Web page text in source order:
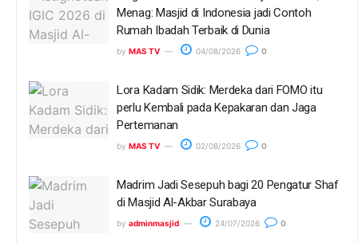
Menag: Masjid di Indonesia jadi Contoh
Rumah Ibadah Terbaik di Dunia
by MAS TV 04/08/2026 0
Lora Kadam Sidik: Merdeka dari FOMO itu
perlu Kembali pada Kepakaran dan Jaga
Pertemanan
by MAS TV 02/08/2026 0
Madrim Jadi Sesepuh bagi 20 Pengatur Shaf
di Masjid Al-Akbar Surabaya
by adminmasjid 24/07/2026 0